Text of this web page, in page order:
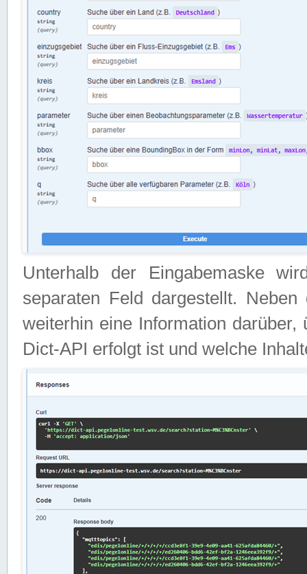
Unterhalb der Eingabemaske
separaten Feld dargestellt.
weiterhin eine Information
Dict-API erfolgt ist und welche